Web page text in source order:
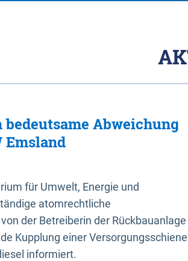
Abweichung
für Umwelt, Energie und
atomrechtliche
der Betreiberin der Rückbauanlage
Kupplung einer Versorgungsschiene
informiert.